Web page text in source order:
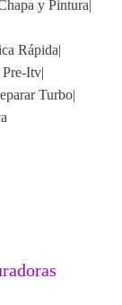
y Pintura
Rápida|
Pre-Itv|
Turbo|